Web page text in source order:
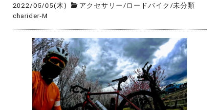
2022/05/05(木) アクセサリー/ロードバイク /未分類
charider-M